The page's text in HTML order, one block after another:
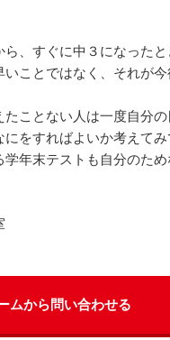
ら、すぐに中３になった
いことではなく、それが
たことない人は一度自分の
をすればよいか考えてみ
学年末テストも自分のた
ムから問い合わせる